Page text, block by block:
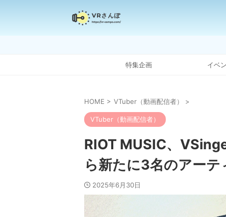
特集企画 イベ
HOME > VTuber（動画配信者） >
VTuber（動画配信者）
RIOT MUSIC、
ら新たに3名のアーテ
2025年6月30日